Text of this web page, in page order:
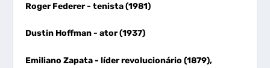
Roger Federer- tenista (1981)
Dustin Hoffman- ator (1937)
Emiliano Zapata- líder revolucionário (1879),